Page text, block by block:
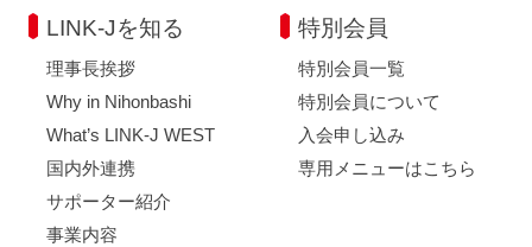
LINK-Jを知る
理事長挨拶
Why in Nihonbashi
What’s LINK-J WEST
国内外連携
サポーター紹介
事業内容
特別会員
特別会員一覧
特別会員について
入会申し込み
専用メニューはこちら